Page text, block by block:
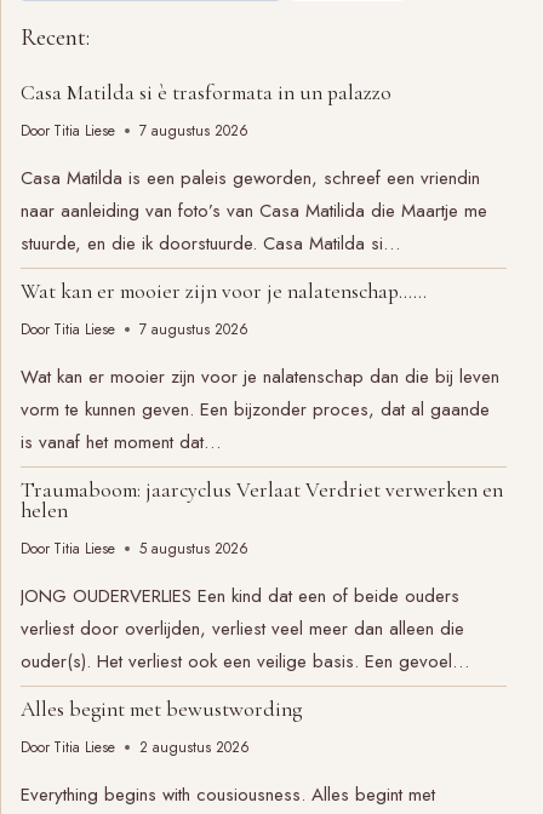
Recent:
Casa Matilda si è trasformata in un palazzo
Door Titia Liese 7 augustus 2026
Casa Matilda is een paleis geworden, schreef een vriendin
naar aanleiding van foto’s van Casa Matilida die Maartje me
stuurde, en die ik doorstuurde. Casa Matilda si…
Wat kan er mooier zijn voor je nalatenschap……
Door Titia Liese 7 augustus 2026
Wat kan er mooier zijn voor je nalatenschap dan die bij leven
vorm te kunnen geven. Een bijzonder proces, dat al gaande
is vanaf het moment dat…
Traumaboom: jaarcyclus Verlaat Verdriet verwerken en
helen
Door Titia Liese 5 augustus 2026
JONG OUDERVERLIES Een kind dat een of beide ouders
verliest door overlijden, verliest veel meer dan alleen die
ouder(s). Het verliest ook een veilige basis. Een gevoel…
Alles begint met bewustwording
Door Titia Liese 2 augustus 2026
Everything begins with cousiousness. Alles begint met